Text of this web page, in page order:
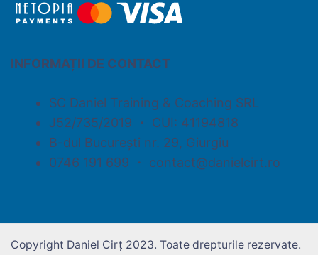
INFORMAȚII DE CONTACT
SC Daniel Training & Coaching SRL
J52/735/2019 ・ CUI: 41194818
B-dul București nr. 29, Giurgiu
0746 191 699 ・ contact@danielcirt.ro
Copyright Daniel Cirț 2023. Toate drepturile rezervate.